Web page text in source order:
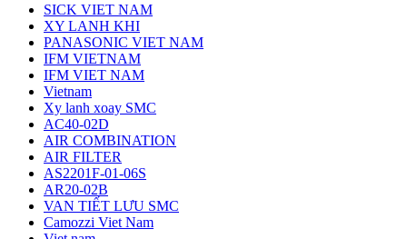
SICK VIET NAM
XY LANH KHI
PANASONIC VIET NAM
IFM VIETNAM
IFM VIET NAM
Vietnam
Xy lanh xoay SMC
AC40-02D
AIR COMBINATION
AIR FILTER
AS2201F-01-06S
AR20-02B
VAN TIẾT LƯU SMC
Camozzi Viet Nam